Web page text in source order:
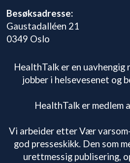
Besøksadresse:
Gaustadalléen 21
0349 Oslo
HealthTalk er en
jobber i helsevesenet og
HealthTalk er medlem
Vi arbeider etter Vær
god presseskikk. Den som
urettmessig publisering,